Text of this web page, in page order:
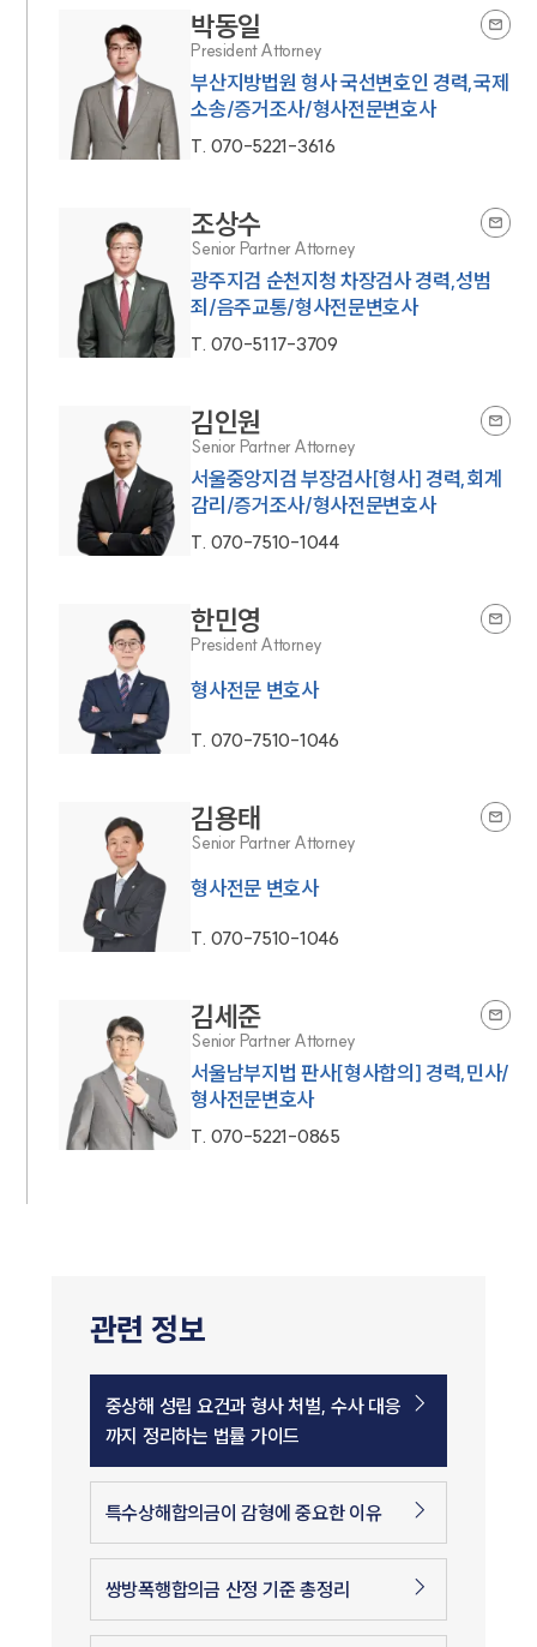
박동일
President Attorney
부산지방법원 형사 국선변호인 경력,국제
소송/증거조사/형사전문변호사
T. 070-5221-3616
조상수
Senior Partner Attorney
광주지검 순천지청 차장검사 경력,성범
죄/음주교통/형사전문변호사
T. 070-5117-3709
김인원
Senior Partner Attorney
서울중앙지검 부장검사[형사] 경력,회계
감리/증거조사/형사전문변호사
T. 070-7510-1044
한민영
President Attorney
형사전문 변호사
T. 070-7510-1046
김용태
Senior Partner Attorney
형사전문 변호사
T. 070-7510-1046
김세준
Senior Partner Attorney
서울남부지법 판사[형사합의] 경력,민사/
형사전문변호사
T. 070-5221-0865
관련 정보
중상해 성립 요건과 형사 처벌, 수사 대응
까지 정리하는 법률 가이드
특수상해합의금이 감형에 중요한 이유
쌍방폭행합의금 산정 기준 총정리